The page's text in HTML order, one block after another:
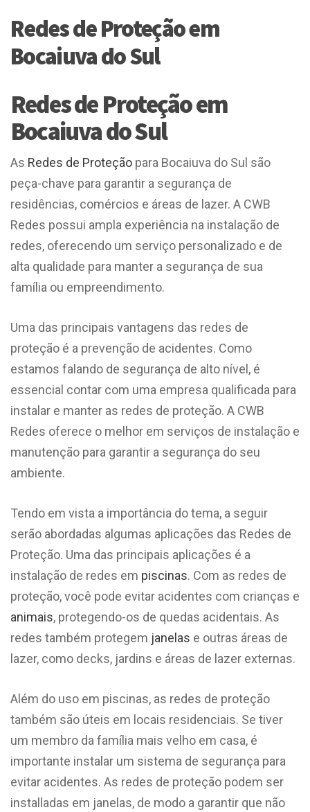
Redes de Proteção em
Bocaiuva do Sul
Redes de Proteção em
Bocaiuva do Sul
As Redes de Proteção para Bocaiuva do Sul são
peça-chave para garantir a segurança de
residências, comércios e áreas de lazer. A CWB
Redes possui ampla experiência na instalação de
redes, oferecendo um serviço personalizado e de
alta qualidade para manter a segurança de sua
família ou empreendimento.
Uma das principais vantagens das redes de
proteção é a prevenção de acidentes. Como
estamos falando de segurança de alto nível, é
essencial contar com uma empresa qualificada para
instalar e manter as redes de proteção. A CWB
Redes oferece o melhor em serviços de instalação e
manutenção para garantir a segurança do seu
ambiente.
Tendo em vista a importância do tema, a seguir
serão abordadas algumas aplicações das Redes de
Proteção. Uma das principais aplicações é a
instalação de redes em piscinas. Com as redes de
proteção, você pode evitar acidentes com crianças e
animais, protegendo-os de quedas acidentais. As
redes também protegem janelas e outras áreas de
lazer, como decks, jardins e áreas de lazer externas.
Além do uso em piscinas, as redes de proteção
também são úteis em locais residenciais. Se tiver
um membro da família mais velho em casa, é
importante instalar um sistema de segurança para
evitar acidentes. As redes de proteção podem ser
installadas em janelas, de modo a garantir que não